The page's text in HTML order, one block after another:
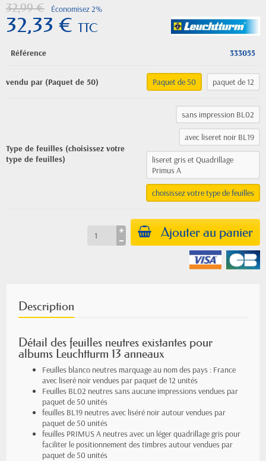
32,99 € Économisez 2%
32,33 € TTC
Référence 333055
vendu par (Paquet de 50) Paquet de 50 paquet de 12
Type de feuilles (choisissez votre
type de feuilles)
sans impression BL02
avec liseret noir BL19
liseret gris et Quadrillage
Primus A
choisissez votre type de feuilles
Ajouter au panier
Description
Détail des feuilles neutres existantes pour
albums Leuchtturm 13 anneaux
Feuilles blanco neutres marquage au nom des pays : France
avec liseré noir vendues par paquet de 12 unités
Feuilles BL02 neutres sans aucune impressions vendues par
paquet de 50 unités
feuilles BL19 neutres avec liséré noir autour vendues par
paquet de 50 unités
feuilles PRIMUS A neutres avec un léger quadrillage gris pour
faciliter le positionnement des timbres autour vendues par
paquet de 50 unités